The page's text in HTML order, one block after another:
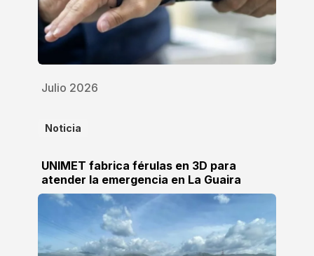
Julio 2026
Noticia
UNIMET fabrica férulas en 3D para
atender la emergencia en La Guaira